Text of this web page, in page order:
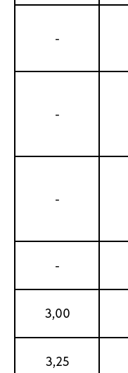
-
-
-
-
3,00
3,25